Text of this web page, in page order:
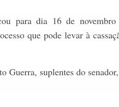
para dia 16 de
que pode levar à
Guerra, suplentes do